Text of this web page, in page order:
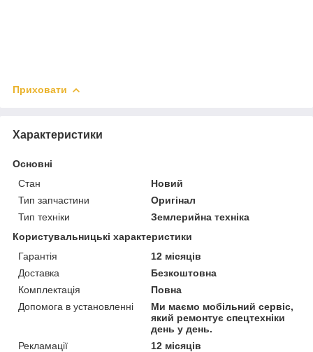
Приховати
Характеристики
Основні
Стан
Новий
Тип запчастини
Оригінал
Тип техніки
Землерийна техніка
Користувальницькі характеристики
Гарантія
12 місяців
Доставка
Безкоштовна
Комплектація
Повна
Допомога в установленні
Ми маємо мобільний сервіс,
який ремонтує спецтехніки
день у день.
Рекламації
12 місяців